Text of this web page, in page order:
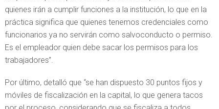
quienes irán a cumplir funciones a la institución, lo que en la
práctica significa que quienes tenemos credenciales como
funcionarios ya no servirán como salvoconducto o permiso.
Es el empleador quien debe sacar los permisos para los
trabajadores”.
Por último, detalló que “se han dispuesto 30 puntos fijos y
móviles de fiscalización en la capital, lo que genera tacos